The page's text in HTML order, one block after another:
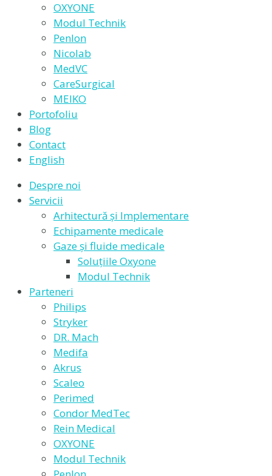
OXYONE
Modul Technik
Penlon
Nicolab
MedVC
CareSurgical
MEIKO
Portofoliu
Blog
Contact
English
Despre noi
Servicii
Arhitectură și Implementare
Echipamente medicale
Gaze și fluide medicale
Soluțiile Oxyone
Modul Technik
Parteneri
Philips
Stryker
DR. Mach
Medifa
Akrus
Scaleo
Perimed
Condor MedTec
Rein Medical
OXYONE
Modul Technik